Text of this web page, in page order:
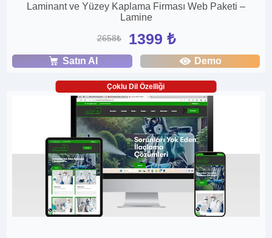
Laminant ve Yüzey Kaplama Firması Web Paketi –
Lamine
2658₺ 1399 ₺
Satın Al Demo
Çoklu Dil Özelliği